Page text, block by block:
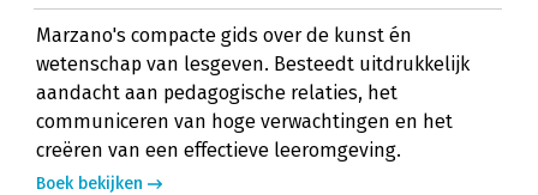
Marzano's compacte gids over de kunst én
wetenschap van lesgeven. Besteedt uitdrukkelijk
aandacht aan pedagogische relaties, het
communiceren van hoge verwachtingen en het
creëren van een effectieve leeromgeving.
Boek bekijken